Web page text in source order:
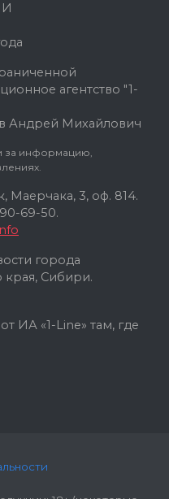
агентство "1-
Андрей Михайлович
за информацию,
Маерчака, 3, оф. 814.
69-50.
города
края, Сибири.
ИА «1-Line» там, где